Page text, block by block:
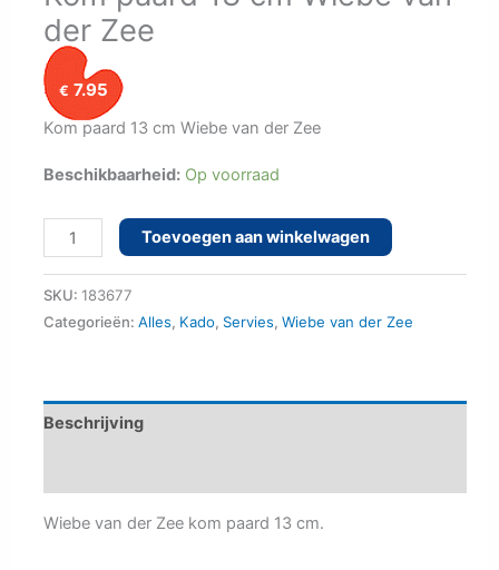
der Zee
€ 7.95
Kom paard 13 cm Wiebe van der Zee
Beschikbaarheid: Op voorraad
Kom
paard
13
cm
der
Toevoegen aan winkelwagen
SKU: 183677
Categorieën: Alles, Kado, Servies, Wiebe van der Zee
Beschrijving
Wiebe van der Zee kom paard 13 cm.